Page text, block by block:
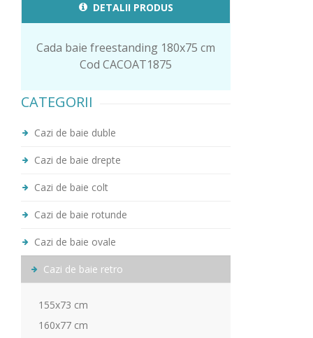
DETALII PRODUS
Cada baie freestanding 180x75 cm
Cod CACOAT1875
CATEGORII
Cazi de baie duble
Cazi de baie drepte
Cazi de baie colt
Cazi de baie rotunde
Cazi de baie ovale
Cazi de baie retro
155x73 cm
160x77 cm